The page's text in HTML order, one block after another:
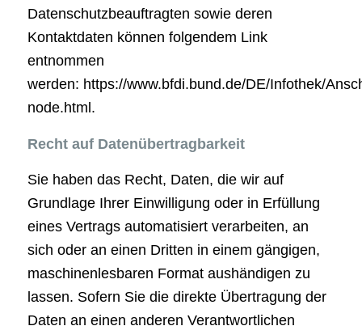
Datenschutzbeauftragten sowie deren
Kontaktdaten können folgendem Link
entnommen
werden: https://www.bfdi.bund.de/DE/Infothek/
node.html.
Recht auf Datenübertragbarkeit
Sie haben das Recht, Daten, die wir auf
Grundlage Ihrer Einwilligung oder in Erfüllung
eines Vertrags automatisiert verarbeiten, an
sich oder an einen Dritten in einem gängigen,
maschinenlesbaren Format aushändigen zu
lassen. Sofern Sie die direkte Übertragung der
Daten an einen anderen Verantwortlichen